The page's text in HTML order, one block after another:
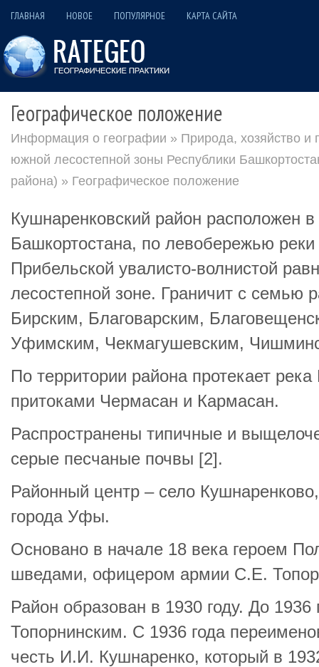
ГЛАВНАЯ НОВОЕ ПОПУЛЯРНОЕ КАРТА САЙТА
Географическое положение
Информация о географии » Природа, хозяйство
южной лесостепной зоны Республики
района) » Географическое положение
Кушнаренковский район расположен
Башкортостана, по левобережью
Прибельской увалисто-волнистой
лесостепной зоне. Граничит с семью
Бирским, Благоварским,
Уфимским, Чекмагушевским,
По территории района протекает
притоками Чермасан и Кармасан.
Распространены типичные и
серые песчаные почвы [2].
Районный центр – село
города Уфы.
Основано в начале 18 века героем
шведами, офицером армии С.Е.
Район образован в 1930 году. До 1936
Топорнинским. С 1936 года
честь И.И. Кушнаренко, который в